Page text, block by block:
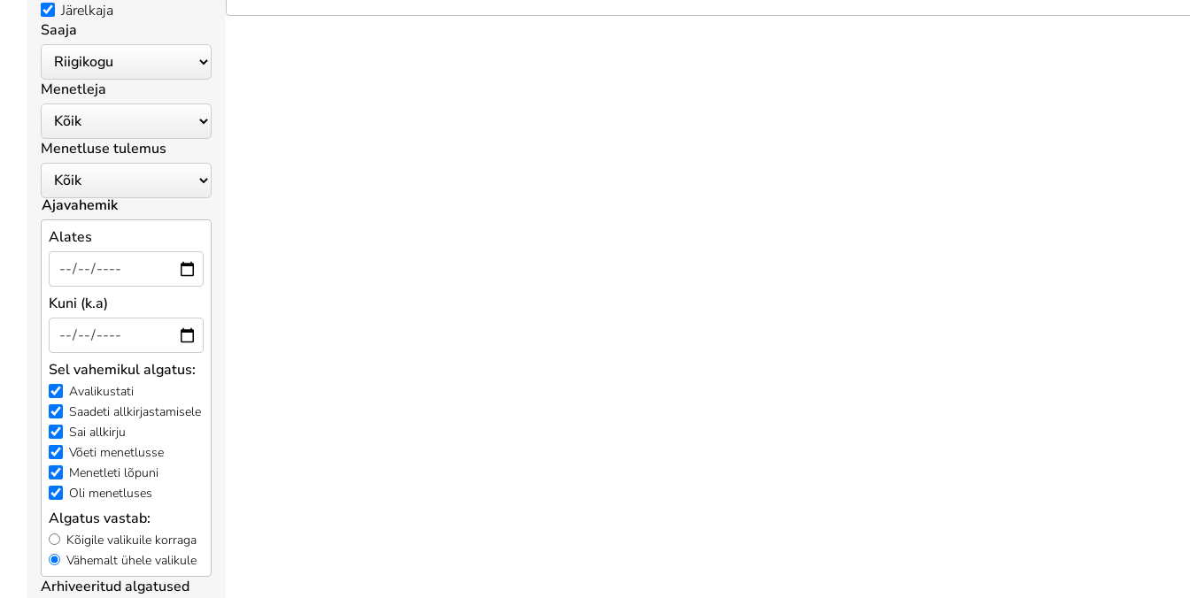
Järelkaja
Saaja
Menetleja
Menetluse tulemus
Ajavahemik
Alates
Kuni (k.a)
Sel vahemikul algatus:
Avalikustati
Saadeti allkirjastamisele
Sai allkirju
Võeti menetlusse
Menetleti lõpuni
Oli menetluses
Algatus vastab:
Kõigile valikuile korraga
Vähemalt ühele valikule
Arhiveeritud algatused